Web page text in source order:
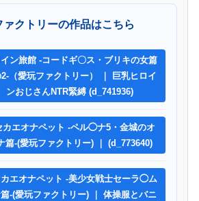
ァクトリーの作品はこちら
イン旅館 -コードギ〇ス・ブリキの女篇
2-（愛玩ファクトリー） ｜ 巨乳ヒロイ
ンおじさんNTR緊縛 (d_741936)
カエオナペット -ペル◯ナ5・金城のオ
篇-(愛玩ファクトリー) ｜ (d_773640)
エオナペット -美少女戦士セーラ◯ム
-(愛玩ファクトリー) ｜ 体操服とバニ